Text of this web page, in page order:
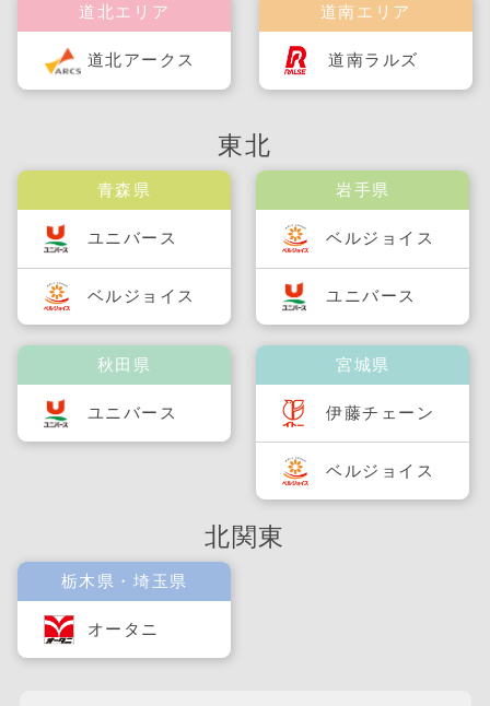
道南エリア
道南ラルズ
道北エリア
道北アークス
東北
青森県
ユニバース
ベルジョイス
秋田県
ユニバース
岩手県
ベルジョイス
ユニバース
宮城県
伊藤チェーン
ベルジョイス
北関東
栃木県・埼玉県
オータニ